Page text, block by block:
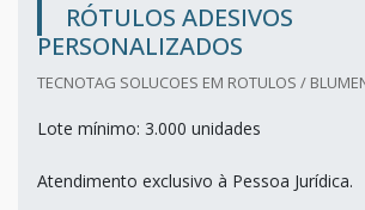
RÓTULOS ADESIVOS
PERSONALIZADOS
TECNOTAG SOLUCOES EM ROTULOS /
Lote mínimo: 3.000 unidades
Atendimento exclusivo à Pessoa Jurídica.